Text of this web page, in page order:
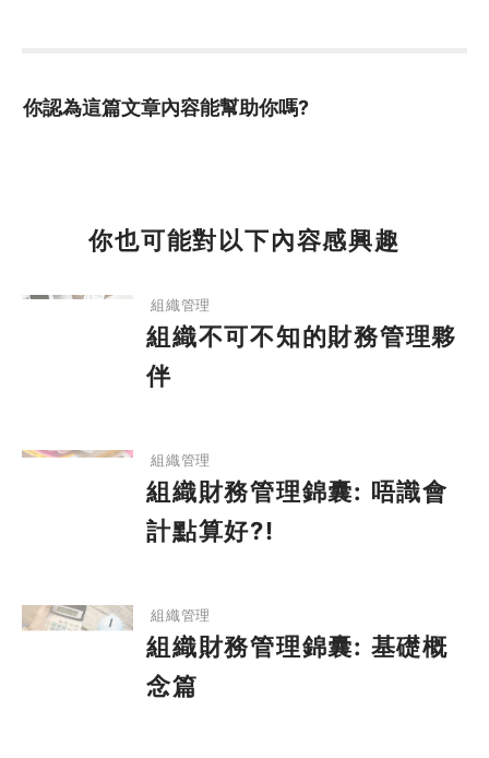
你認為這篇文章內容能幫助你嗎?
你也可能對以下內容感興趣
組織管理
組織不可不知的財務管理夥
伴
組織管理
組織財務管理錦囊: 唔識會
計點算好?!
組織管理
組織財務管理錦囊: 基礎概
念篇